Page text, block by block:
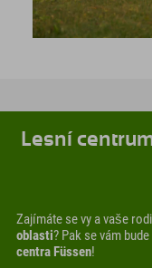
Lesní
Zajímáte se vy a vaše
oblasti? Pak se vám
centra Füssen!